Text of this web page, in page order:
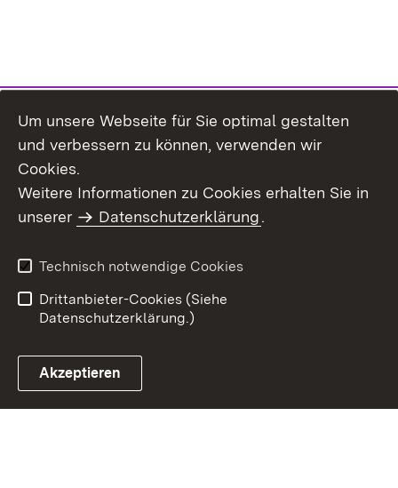
Um unsere Webseite für Sie optimal gestalten
und verbessern zu können, verwenden wir
Cookies.
Weitere Informationen zu Cookies erhalten Sie in
unserer
Datenschutzerklärung.
Technisch notwendige Cookies
Drittanbieter-Cookies (Siehe
Datenschutzerklärung.)
Akzeptieren